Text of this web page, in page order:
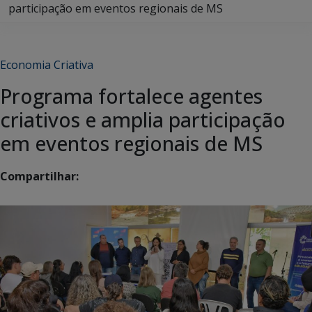
participação em eventos regionais de MS
Economia Criativa
Programa fortalece agentes
criativos e amplia participação
em eventos regionais de MS
Compartilhar: